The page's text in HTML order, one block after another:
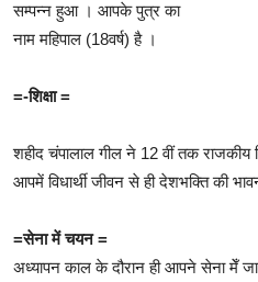
सम्पन्न हुआ । आपके पुत्र का
नाम महिपाल (18वर्ष) है ।
=-शिक्षा=
शहीद चंपालाल गील ने 12 वीं तक राजकीय
आपमें विधार्थी जीवन से ही देशभक्ति की
=सेना में चयन=
अध्यापन काल के दौरान ही आपने सेना मेँ